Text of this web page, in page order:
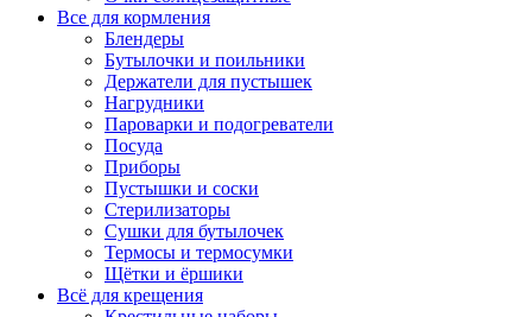
Все для кормления
Блендеры
Бутылочки и поильники
Держатели для пустышек
Нагрудники
Пароварки и подогреватели
Посуда
Приборы
Пустышки и соски
Стерилизаторы
Сушки для бутылочек
Термосы и термосумки
Щётки и ёршики
Всё для крещения